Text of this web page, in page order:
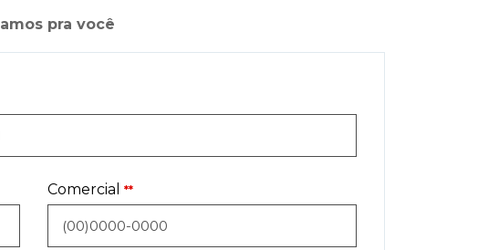
pra você
Comercial **